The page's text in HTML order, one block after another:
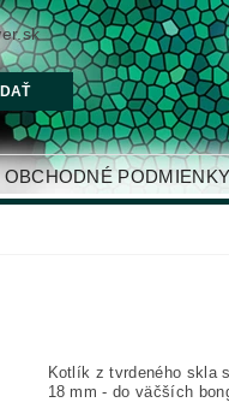
OBCHODNÉ PODMIENKY
Kotlík z tvrdeného skla
18 mm - do väčších